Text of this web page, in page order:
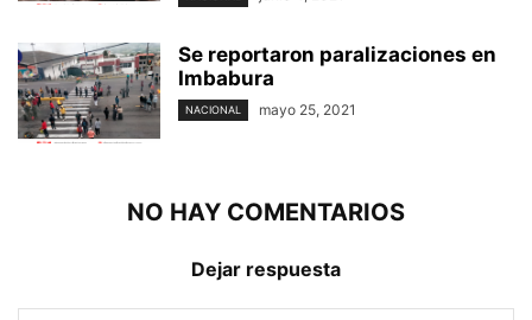
Se reportaron paralizaciones en
Imbabura
NACIONAL mayo 25, 2021
NO HAY COMENTARIOS
Dejar respuesta